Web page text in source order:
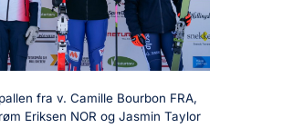
fra v. Camille Bourbon FRA,
Eriksen NOR og Jasmin Taylor